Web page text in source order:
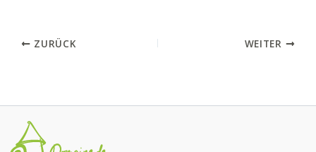
ZURÜCK WEITER